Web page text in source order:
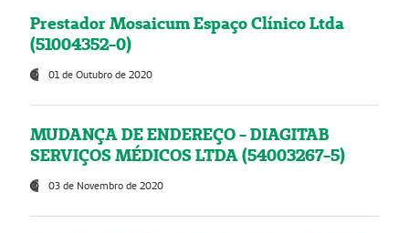
Prestador Mosaicum Espaço Clínico Ltda
(51004352-0)
01 de Outubro de 2020
MUDANÇA DE ENDEREÇO - DIAGITAB
SERVIÇOS MÉDICOS LTDA (54003267-5)
03 de Novembro de 2020